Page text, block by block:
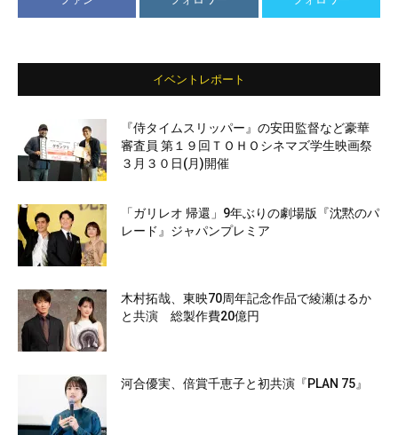
イベントレポート
『侍タイムスリッパー』の安田監督など豪華
審査員 第１９回ＴＯＨＯシネマズ学生映画祭
３月３０日(月)開催
「ガリレオ 帰還」9年ぶりの劇場版『沈黙のパ
レード』ジャパンプレミア
木村拓哉、東映70周年記念作品で綾瀬はるか
と共演 総製作費20億円
河合優実、倍賞千恵子と初共演『PLAN 75』